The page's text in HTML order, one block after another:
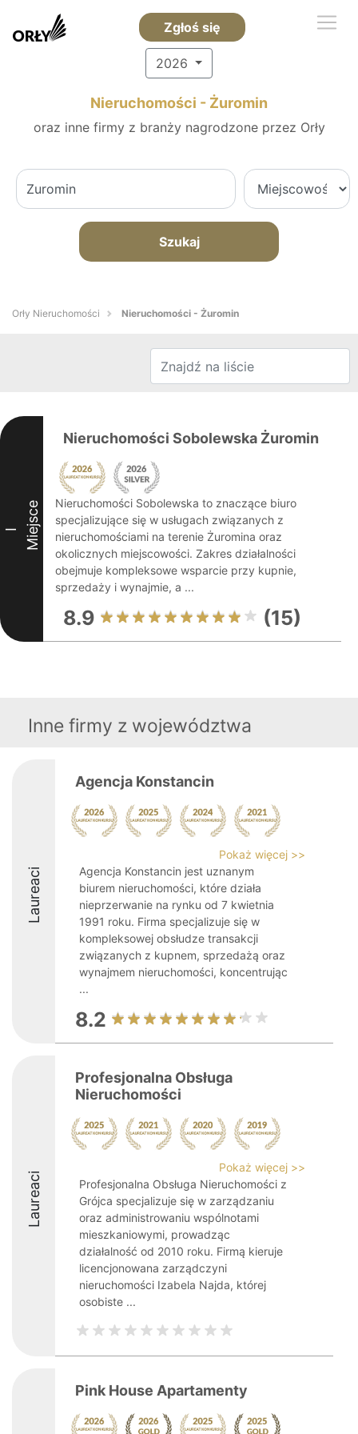
Zgłoś się
2026
Nieruchomości - Żuromin
oraz inne firmy z branży nagrodzone przez Orły
Szukaj
Orły Nieruchomości Nieruchomości - Żuromin
I Miejsce
Nieruchomości Sobolewska Żuromin
Nieruchomości Sobolewska to znaczące biuro
specjalizujące się w usługach związanych z
nieruchomościami na terenie Żuromina oraz
okolicznych miejscowości. Zakres działalności
obejmuje kompleksowe wsparcie przy kupnie,
sprzedaży i wynajmie, a ...
8.9 (15)
Inne firmy z województwa
Laureaci
Agencja Konstancin
Pokaż więcej >>
Agencja Konstancin jest uznanym
biurem nieruchomości, które działa
nieprzerwanie na rynku od 7 kwietnia
1991 roku. Firma specjalizuje się w
kompleksowej obsłudze transakcji
związanych z kupnem, sprzedażą oraz
wynajmem nieruchomości, koncentrując
...
8.2
Laureaci
Profesjonalna Obsługa
Nieruchomości
Pokaż więcej >>
Profesjonalna Obsługa Nieruchomości z
Grójca specjalizuje się w zarządzaniu
oraz administrowaniu wspólnotami
mieszkaniowymi, prowadząc
działalność od 2010 roku. Firmą kieruje
licencjonowana zarządczyni
nieruchomości Izabela Najda, której
osobiste ...
Pink House Apartamenty